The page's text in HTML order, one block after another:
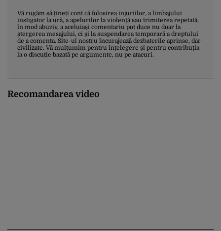
Vă rugăm să țineți cont că folosirea injuriilor, a limbajului
instigator la ură, a apelurilor la violență sau trimiterea repetată,
în mod abuziv, a aceluiași comentariu pot duce nu doar la
ștergerea mesajului, ci și la suspendarea temporară a dreptului
de a comenta. Site-ul nostru încurajează dezbaterile aprinse, dar
civilizate. Vă mulțumim pentru înțelegere și pentru contribuția
la o discuție bazată pe argumente, nu pe atacuri.
Recomandarea video